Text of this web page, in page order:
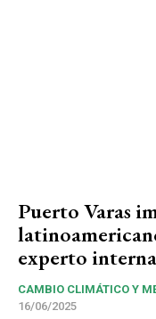
Puerto Varas
experto
CAMBIO CLIMÁTICO Y
16/06/2025